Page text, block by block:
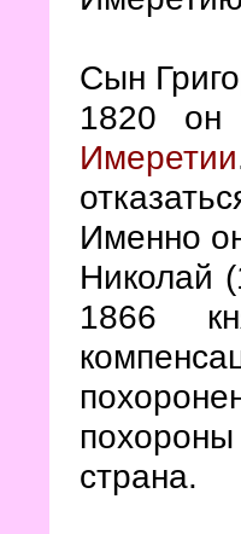
Сын
1820 он
Имеретии
Именно
Николай
1866
похороны
страна.